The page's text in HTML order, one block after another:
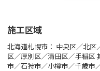
施工区域
北海道札幌市： 中央区／北
区／厚別区／清田区／手稲区
市／石狩市／小樽市／千歳市